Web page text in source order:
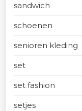
sandwich
schoenen
senioren kleding
set
set fashion
setjes